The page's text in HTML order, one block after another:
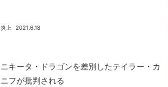
ニキータ・ドラゴンを差別したテイラー・カ
ニフが批判される
2021.6.18
炎上